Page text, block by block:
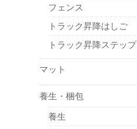
フェンス
トラック昇降はしご
トラック昇降ステップ
マット
養生・梱包
養生